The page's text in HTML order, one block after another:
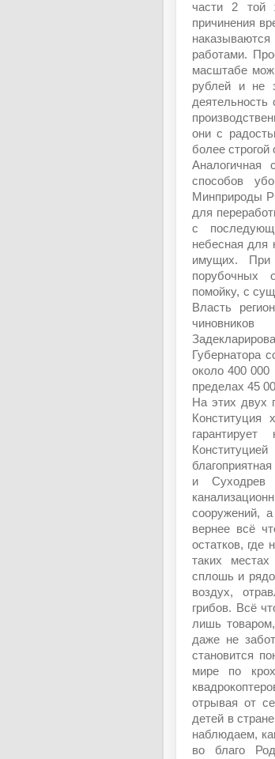
части 2 той
причинения
работами.
масштабе
рублей и не
они с
более строгой
Аналогичная
способов
Минприроды
для
с
небесная для
имущих. При
порубочных
помойку, с
Власть
чиновников
Губернатора
около 400 000
пределах 45
На этих двух
и Суходрев
сооружений,
вернее всё
остатков, где
таких
сплошь и
воздух,
грибов. Всё
лишь
даже не
становится
мире по
отрывая от
детей в
наблюдаем,
во благо